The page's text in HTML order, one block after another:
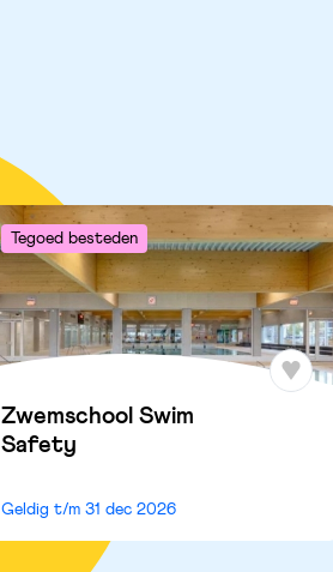
Tegoed besteden
Zwemschool Swim
Safety
Geldig t/m 31 dec 2026